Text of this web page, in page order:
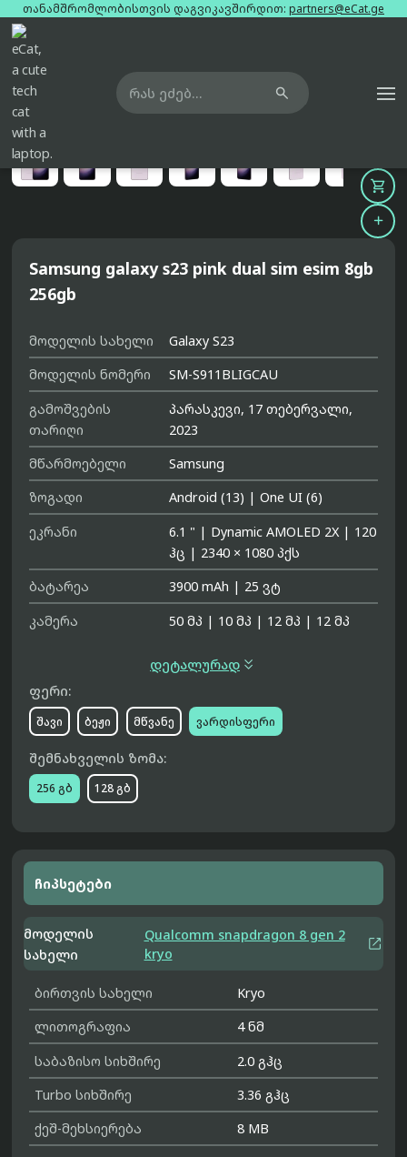
თანამშრომლობისთვის დაგვიკავშირდით: partners@eCat.ge

მთავარი ტელეფონები

Samsung galaxy s23 pink dual sim esim 8gb
256gb
მოდელის სახელი
Galaxy S23
მოდელის ნომერი
SM-S911BLIGCAU
გამოშვების
თარიღი
პარასკევი, 17 თებერვალი,
2023
მწარმოებელი
Samsung
ზოგადი
Android (13) | One UI (6)
ეკრანი
6.1 " | Dynamic AMOLED 2X| 120
ჰც | 2340 × 1080 პქს
ბატარეა
3900 mAh | 25 ვტ
კამერა
50 მპ | 10 მპ | 12 მპ | 12 მპ
დეტალურად 
ფერი:
შავი ბეჟი მწვანე ვარდისფერი
შემნახველის ზომა:
256 გბ 128 გბ


ჩიპსეტები
მოდელის
სახელი
Qualcomm snapdragon 8 gen 2
kryo

ბირთვის სახელი
Kryo
ლითოგრაფია
4 ნმ
საბაზისო სიხშირე
2.0 გჰც
Turbo სიხშირე
3.36 გჰც
ქეშ-მეხსიერება
8 MB